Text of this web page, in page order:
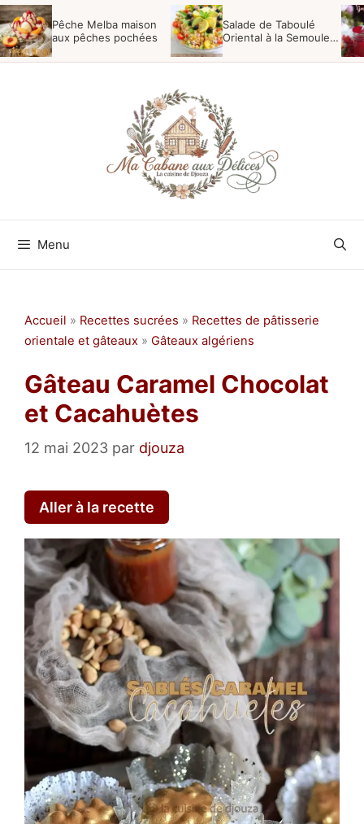
Aller
au
contenu
Pêche Melba maison
aux pêches pochées
Salade de Taboulé
Oriental à la Semoule,
Menu
Accueil » Recettes sucrées » Recettes de pâtisserie
orientale et gâteaux » Gâteaux algériens
Gâteau Caramel Chocolat
et Cacahuètes
12 mai 2023 par djouza
Aller à la recette